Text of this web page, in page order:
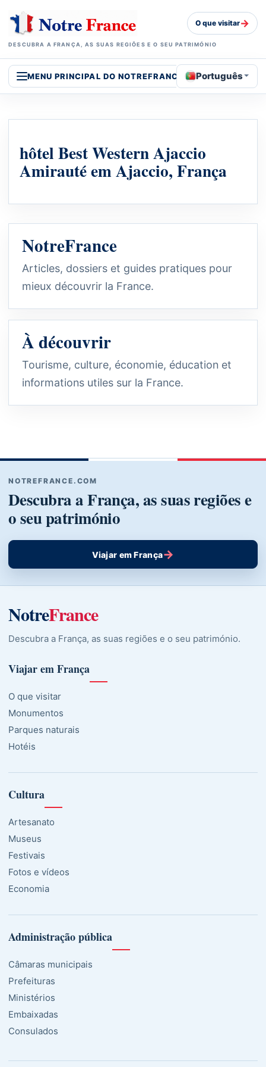
DESCUBRA A FRANÇA, AS SUAS REGIÕES E O SEU PATRIMÓNIO
O que visitar→
MENU PRINCIPAL DO NOTREFRANCE Português
hôtel Best Western Ajaccio
Amirauté em Ajaccio, França
NotreFrance
Articles, dossiers et guides pratiques pour
mieux découvrir la France.
À découvrir
Tourisme, culture, économie, éducation et
informations utiles sur la France.
NOTREFRANCE.COM
Descubra a França, as suas regiões e
o seu património
Viajar em França→
NotreFrance
Descubra a França, as suas regiões e o seu património.
Viajar em França
O que visitar
Monumentos
Parques naturais
Hotéis
Cultura
Artesanato
Museus
Festivais
Fotos e vídeos
Economia
Administração pública
Câmaras municipais
Prefeituras
Ministérios
Embaixadas
Consulados